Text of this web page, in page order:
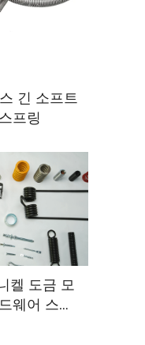
긴 소프트
프링
켈 도금 모
웨어 스프